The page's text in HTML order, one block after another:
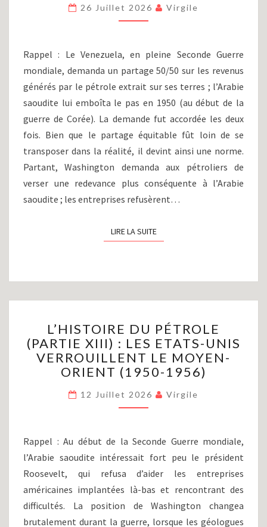
AMÉRICAINES
ET
CARTEL
DES
SEPT
SŒURS
1970)
26 Juillet 2026 Virgile
Rappel : Le Venezuela, en pleine Seconde Guerre
mondiale, demanda un partage 50/50 sur les revenus
générés par le pétrole extrait sur ses terres ; l’Arabie
saoudite lui emboîta le pas en 1950 (au début de la
guerre de Corée). La demande fut accordée les deux
fois. Bien que le partage équitable fût loin de se
transposer dans la réalité, il devint ainsi une norme.
Partant, Washington demanda aux pétroliers de
verser une redevance plus conséquente à l’Arabie
saoudite ; les entreprises refusèrent…
LIRE LA SUITELIRE LA SUITE
DU
PÉTROLE
(PARTIE
XIII)
LES
ETATS-
LE
MOYEN-
ORIENT
(1950-
1956)
L’HISTOIRE DU PÉTROLE
(PARTIE XIII) : LES ETATS-UNIS
VERROUILLENT LE MOYEN-
ORIENT (1950-1956)
12 Juillet 2026 Virgile
Rappel : Au début de la Seconde Guerre mondiale,
l’Arabie saoudite intéressait fort peu le président
Roosevelt, qui refusa d’aider les entreprises
américaines implantées là-bas et rencontrant des
difficultés. La position de Washington changea
brutalement durant la guerre, lorsque les géologues